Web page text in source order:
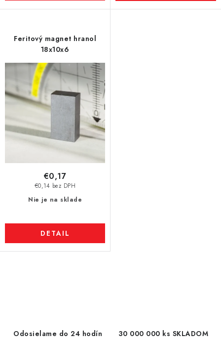
Feritový magnet hranol
18x10x6
Nie je na sklade
€0,14 bez DPH
€0,17
DETAIL
Odosielame do 24 hodín 30 000 000 ks SKLADOM